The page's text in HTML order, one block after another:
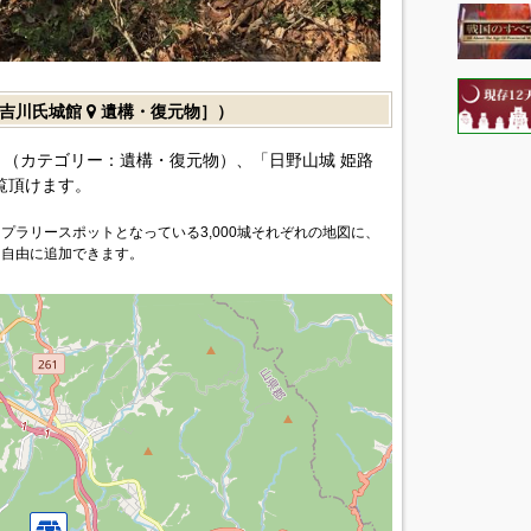
川氏城館 遺構・復元物］）
カテゴリー：遺構・復元物）、「日野山城 姫路
けます。
ラリースポットとなっている3,000城それぞれの地図に、
由に追加できます。